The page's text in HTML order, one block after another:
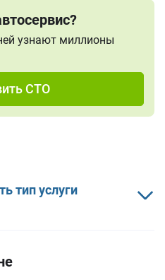
узнают миллионы
СТО
тип услуги